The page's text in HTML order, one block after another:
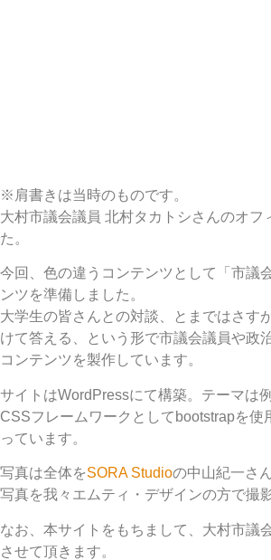
※肩書きは当時のものです。
大村市議会議員 北村タカトシさんのオ
た。
今回、色の違うコンテンツとして「市議
ンツを準備しました。
大学生の皆さんとの対談、とまではさす
けて答える、という形で市議会議員や政
コンテンツを製作しています。
サイトはWordPressにて構築。テーマは
CSSフレームワークとしてbootstrapを
っています。
写真は全体をSORA Studioの中山紀一さ
写真を我々エムティ・デザインの方で撮
なお、本サイトをもちまして、大村市議
させて頂きます。